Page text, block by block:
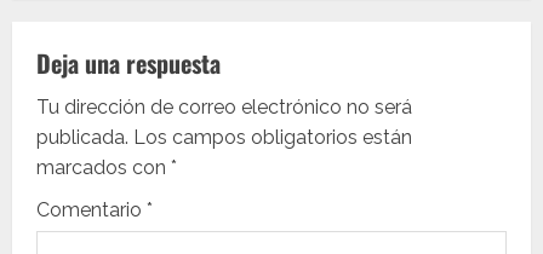
c
i
ó
n
Deja una respuesta
Tu dirección de correo electrónico no será
publicada. Los campos obligatorios están
marcados con *
Comentario *